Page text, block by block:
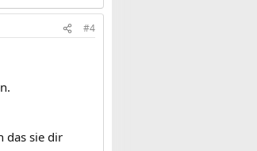
#4
das sie dir